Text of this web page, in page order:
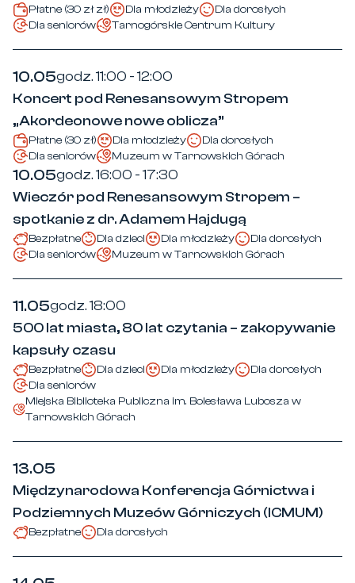
Płatne (30 zł zł) Dla młodzieży
Dla dorosłych
Dla seniorów
Tarnogórskie Centrum Kultury
10.05godz. 11:00 - 12:00
Koncert pod Renesansowym Stropem
„Akordeonowe nowe oblicza”
Płatne (30 zł) Dla młodzieży
Dla dorosłych
Dla seniorów
Muzeum w Tarnowskich Górach
10.05godz. 16:00 - 17:30
Wieczór pod Renesansowym Stropem –
spotkanie z dr. Adamem Hajdugą
Bezpłatne Dla dzieci Dla młodzieży
Dla dorosłych
Dla seniorów
Muzeum w Tarnowskich Górach
11.05godz. 18:00
500 lat miasta, 80 lat czytania – zakopywanie
kapsuły czasu
Bezpłatne Dla dzieci Dla młodzieży
Dla dorosłych
Dla seniorów
Miejska Biblioteka Publiczna im. Bolesława Lubosza w
Tarnowskich Górach
13.05
Międzynarodowa Konferencja Górnictwa i
Podziemnych Muzeów Górniczych (ICMUM)
Bezpłatne Dla dorosłych